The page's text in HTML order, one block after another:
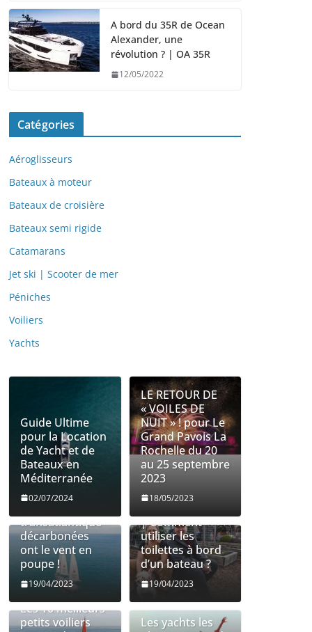
A bord du 35R de Ocean
Alexander, une
révolution ? | OA 35R
12/05/2022
Catégories
Aéroglisseurs
Bateaux à moteur
Bateaux de croisière
Bateaux semi rigide
Catamarans
Jet ski | Scooter de mer
Péniches
Voiliers
Yachts
Guide Ultime
pour la Location
de Yacht et de
Bateaux en
Méditerranée
02/07/2024
LE RETOUR DE
« VOILES DE
NUIT » ! pour Le
Grand Pavois La
Rochelle du 20
au 25 septembre
2023
18/05/2023
Les entreprises
transatlantique
décarbonées
ont le vent en
poupe !
19/04/2023
Utilisation des
| Comment
utiliser les
toilettes à bord
d’un bateau ?
19/04/2023
Les 10 meilleurs
petits voiliers
Les yachts les